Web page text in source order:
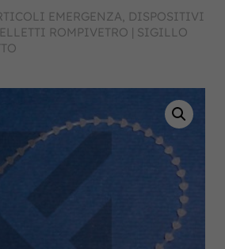
EMERGENZA, DISPOSITIVI
ROMPIVETRO | SIGILLO